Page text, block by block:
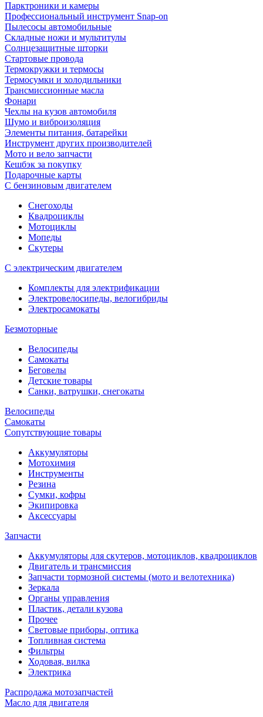
Парктроники и камеры
Профессиональный инструмент Snap-on
Пылесосы автомобильные
Складные ножи и мультитулы
Солнцезащитные шторки
Стартовые провода
Термокружки и термосы
Термосумки и холодильники
Трансмиссионные масла
Фонари
Чехлы на кузов автомобиля
Шумо и виброизоляция
Элементы питания, батарейки
Инструмент других производителей
Мото и вело запчасти
Кешбэк за покупку
Подарочные карты
С бензиновым двигателем
Снегоходы
Квадроциклы
Мотоциклы
Мопеды
Скутеры
С электрическим двигателем
Комплекты для электрификации
Электровелосипеды, велогибриды
Электросамокаты
Безмоторные
Велосипеды
Самокаты
Беговелы
Детские товары
Санки, ватрушки, снегокаты
Велосипеды
Самокаты
Сопутствующие товары
Аккумуляторы
Мотохимия
Инструменты
Резина
Сумки, кофры
Экипировка
Аксессуары
Запчасти
Аккумуляторы для скутеров, мотоциклов, квадроциклов
Двигатель и трансмиссия
Запчасти тормозной системы (мото и велотехника)
Зеркала
Органы управления
Пластик, детали кузова
Прочее
Световые приборы, оптика
Топливная система
Фильтры
Ходовая, вилка
Электрика
Распродажа мотозапчастей
Масло для двигателя